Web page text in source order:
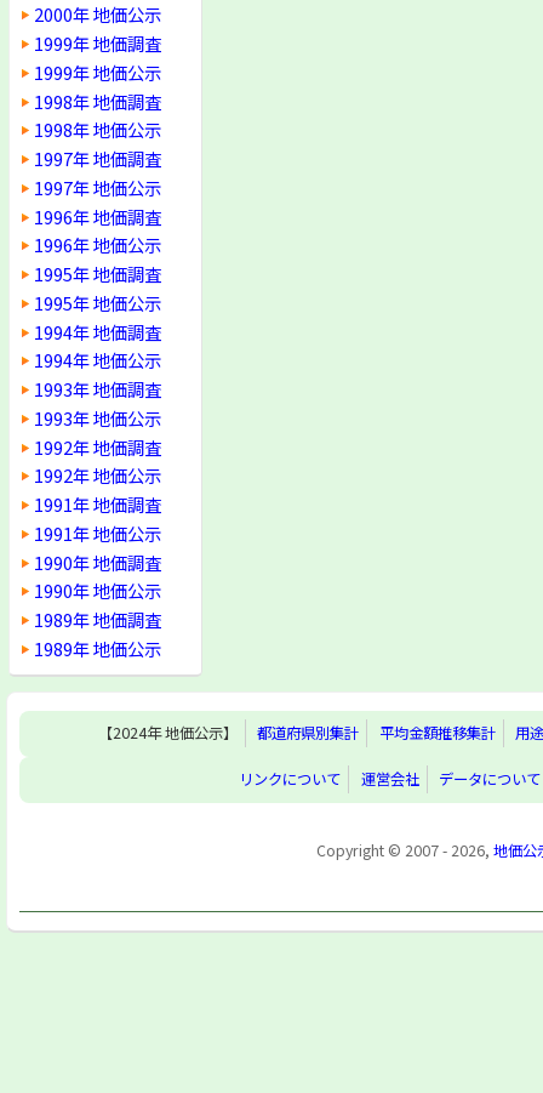
2000年 地価公示
1999年 地価調査
1999年 地価公示
1998年 地価調査
1998年 地価公示
1997年 地価調査
1997年 地価公示
1996年 地価調査
1996年 地価公示
1995年 地価調査
1995年 地価公示
1994年 地価調査
1994年 地価公示
1993年 地価調査
1993年 地価公示
1992年 地価調査
1992年 地価公示
1991年 地価調査
1991年 地価公示
1990年 地価調査
1990年 地価公示
1989年 地価調査
1989年 地価公示
【2024年 地価公示】 都道府県別集計 平均金額推移集計 用
リンクについて 運営会社 データについて
Copyright © 2007 - 2026, 地価公